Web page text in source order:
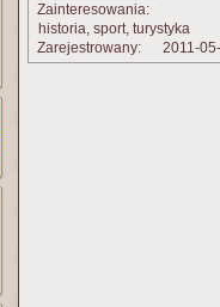
Zainteresowania:
historia, sport, turystyka
Zarejestrowany:
2011-